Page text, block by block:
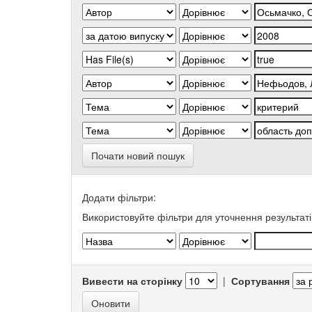
Почати новий пошук
Додати фільтри:
Використовуйте фільтри для уточнення
Вивести на сторінку | Сортування